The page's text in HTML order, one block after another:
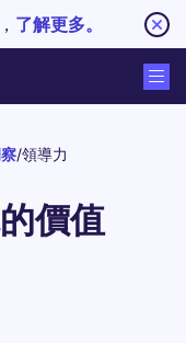
了解更多。
/領導力
價值